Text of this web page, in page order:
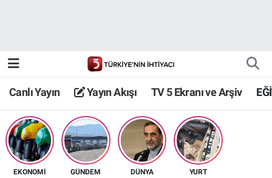
Canlı Yayın Yayın Akışı TV 5 Ekranı ve Arşiv
EKONOMİ GÜNDEM DÜNYA YURT
TV 5 Ekranı ve Arşiv